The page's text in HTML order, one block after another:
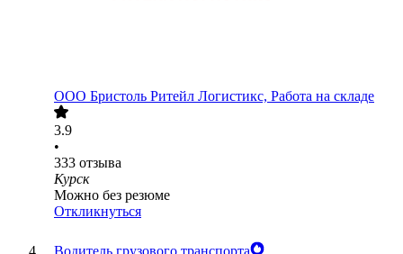
ООО Бристоль Ритейл Логистикс, Работа на складе
3.9
•
333 отзыва
Курск
Можно без резюме
Откликнуться